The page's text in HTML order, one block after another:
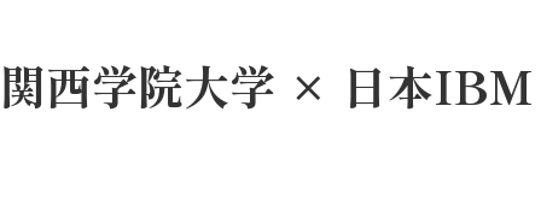
関西学院大学 × 日本IBM